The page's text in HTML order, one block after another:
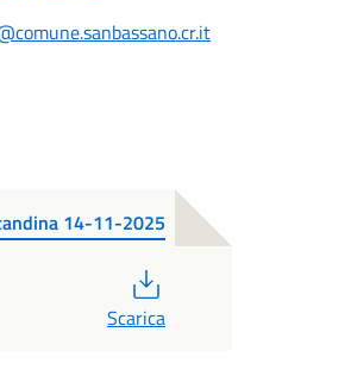
14-11-2025
Scarica